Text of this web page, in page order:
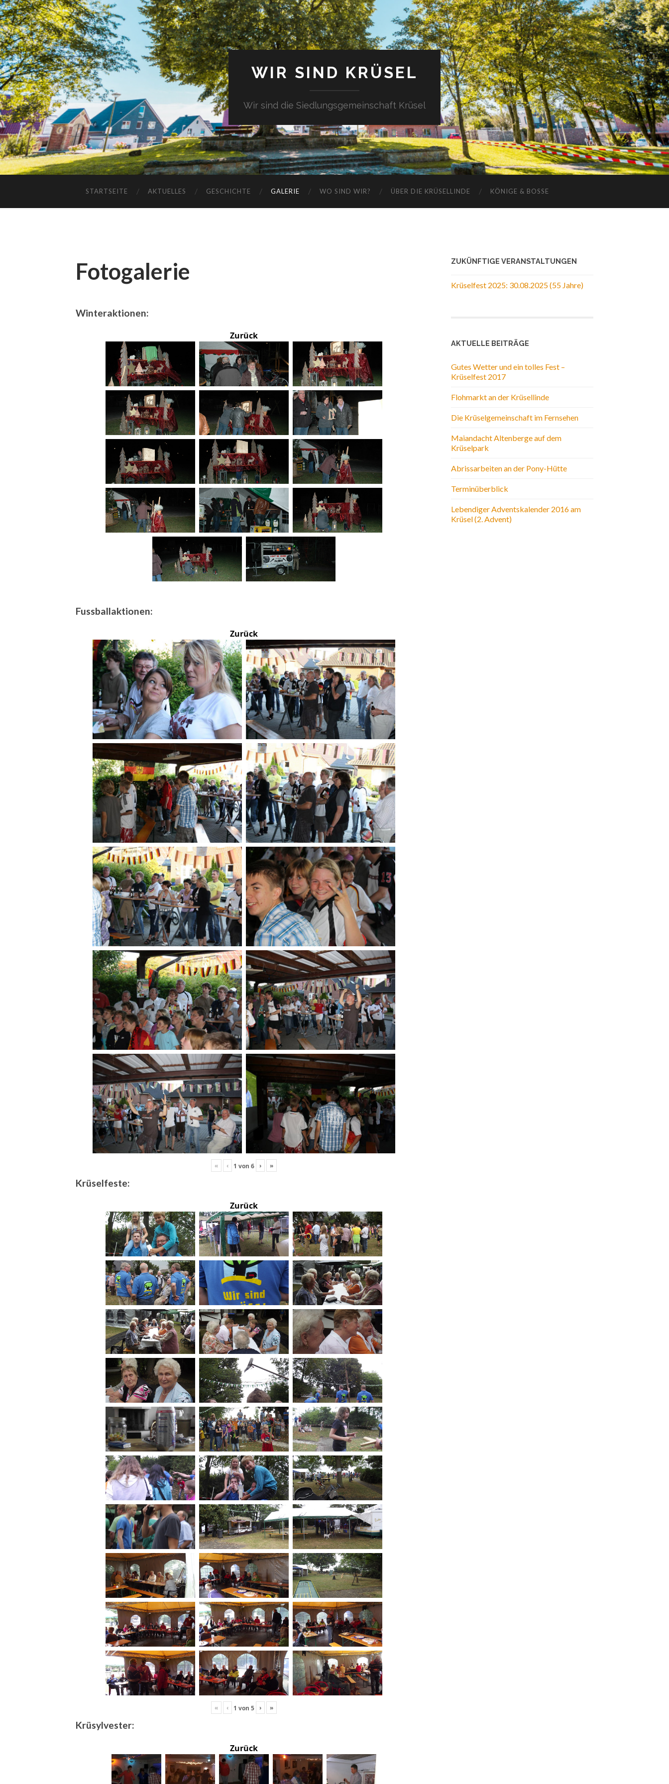
WIR SIND KRÜSEL
Wir sind die Siedlungsgemeinschaft Krüsel
STARTSEITE AKTUELLES GESCHICHTE GALERIE WO SIND WIR? ÜBER DIE KRÜSELLINDE KÖNIGE & BOSSE
Fotogalerie
Winteraktionen:
Zurück
Fussballaktionen:
Zurück
« ‹ 1 von 6 › »
Krüselfeste:
Zurück
« ‹ 1 von 5 › »
Krüsylvester:
Zurück
ZUKÜNFTIGE VERANSTALTUNGEN
Krüselfest 2025: 30.08.2025 (55 Jahre)
AKTUELLE BEITRÄGE
Gutes Wetter und ein tolles Fest –
Krüselfest 2017
Flohmarkt an der Krüsellinde
Die Krüselgemeinschaft im Fernsehen
Maiandacht Altenberge auf dem
Krüselpark
Abrissarbeiten an der Pony-Hütte
Terminüberblick
Lebendiger Adventskalender 2016 am
Krüsel (2. Advent)